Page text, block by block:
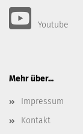
Youtube
Mehr über...
Impressum
Kontakt